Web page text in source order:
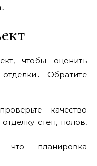
чтобы оценить
Обратите
качество
стен, полов,
что планировка